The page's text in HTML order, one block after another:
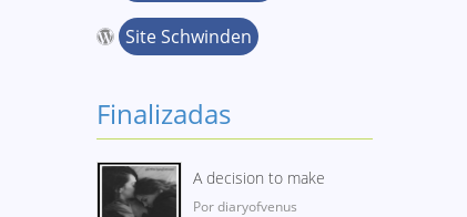
Site Schwinden
Finalizadas
A decision to make
Por diaryofvenus